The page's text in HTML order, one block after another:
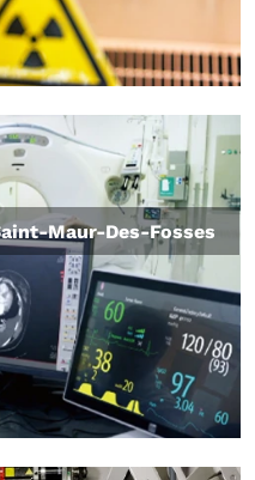
Maur-Des-Fosses